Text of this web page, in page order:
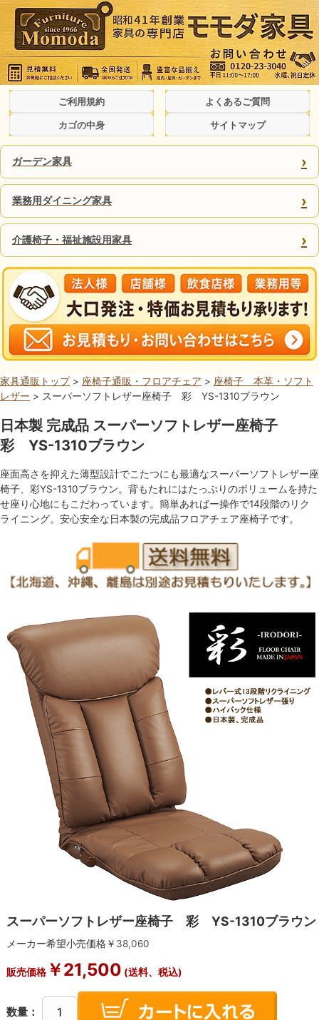
ご利用規約 よくあるご質問
カゴの中身 サイトマップ
ガーデン家具 ›
業務用ダイニング家具 ›
介護椅子・福祉施設用家具 ›
家具通販トップ> 座椅子通販・フロアチェア > 座椅子 本革・ソフト
レザー > スーパーソフトレザー座椅子 彩 YS-1310ブラウン
日本製 完成品 スーパーソフトレザー座椅子
彩 YS-1310ブラウン
座面高さを抑えた薄型設計でこたつにも最適なスーパーソフトレザー座
椅子、彩YS-1310ブラウン。背もたれにはたっぷりのボリュームを持た
せ座り心地にもこだわっています。簡単あればー操作で14段階のリク
ライニング。安心安全な日本製の完成品フロアチェア座椅子です。
スーパーソフトレザー座椅子 彩 YS-1310ブラウン
メーカー希望小売価格￥ 38,060
販売価格￥21,500 (送料、税込)
数量：